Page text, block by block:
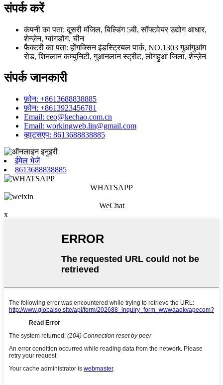
संपर्क करें
कंपनी का पता: दूसरी मंजिल, बिल्डिंग 5बी, सॉफ्टवेयर उद्योग आधार,
शेन्ज़ेन, ग्वांगडोंग, चीन
फैक्टरी का पता: होंगक्सिन इंडस्ट्रियल पार्क, NO.1303 गुआंगुआंग
रोड, शिनलान कम्युनिटी, गुआनलान स्ट्रीट, लोंगहुआ जिला, शेन्ज़ेन
संपर्क जानकारी
फ़ोन: +8613688838885
फ़ोन: +8613923456781
Email: ceo@kechao.com.cn
Email: workingweb.lin@gmail.com
व्हाट्सएप: 8613688838885
ईमेल भेजें
8613688838885
WHATSAPP
WeChat
x